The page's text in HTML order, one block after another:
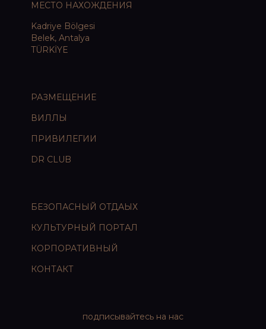
МЕСТО НАХОЖДЕНИЯ
Kadriye Bölgesi
Belek, Antalya
TÜRKİYE
РАЗМЕЩЕНИЕ
ВИЛЛЫ
ПРИВИЛЕГИИ
DR CLUB
БЕЗОПАСНЫЙ ОТДАЫХ
КУЛЬТУРНЫЙ ПОРТАЛ
КОРПОРАТИВНЫЙ
КОНТАКТ
подписывайтесь на нас